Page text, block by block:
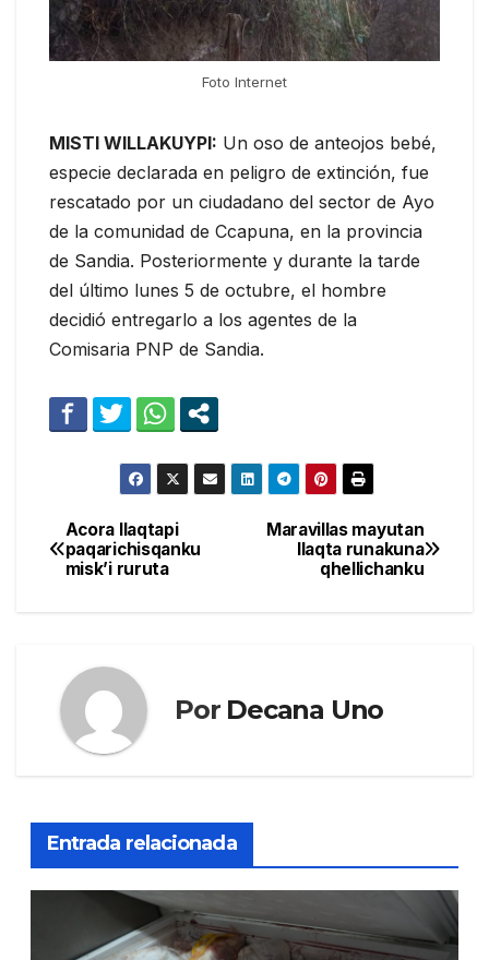
Foto Internet
MISTI WILLAKUYPI: Un oso de anteojos bebé,
especie declarada en peligro de extinción, fue
rescatado por un ciudadano del sector de Ayo
de la comunidad de Ccapuna, en la provincia
de Sandia. Posteriormente y durante la tarde
del último lunes 5 de octubre, el hombre
decidió entregarlo a los agentes de la
Comisaria PNP de Sandia.
Navegación
de
Maravillas mayutan
llaqta runakuna
qhellichanku
Acora llaqtapi
paqarichisqanku
misk’i ruruta
Por Decana Uno
Entrada relacionada